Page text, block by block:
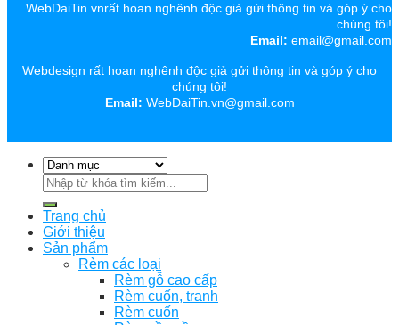
WebDaiTin.vnrất hoan nghênh độc giả gửi thông tin và góp ý cho
chúng tôi!
Email: email@gmail.com
Webdesign rất hoan nghênh độc giả gửi thông tin và góp ý cho
chúng tôi!
Email: WebDaiTin.vn@gmail.com
Tìm
kiếm:
Trang chủ
Giới thiệu
Sản phẩm
Rèm các loại
Rèm gỗ cao cấp
Rèm cuốn, tranh
Rèm cuốn